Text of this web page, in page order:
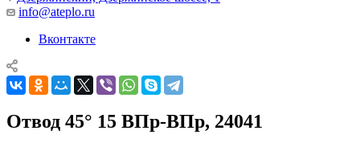
info@ateplo.ru
Вконтакте
Отвод 45° 15 ВПр-ВПр, 24041